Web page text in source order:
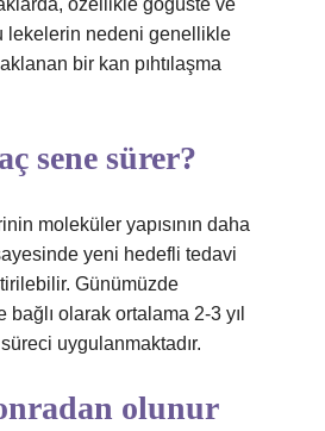
özellikle göğüste ve
lekelerin nedeni genellikle
bir kan pıhtılaşma
sene sürer?
moleküler yapısının daha
yeni hedefli tedavi
Günümüzde
bağlı olarak ortalama 2-3 yıl
uygulanmaktadır.
olunur